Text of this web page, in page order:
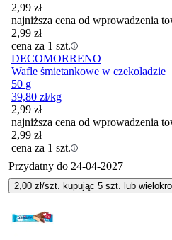
2,99 zł
najniższa cena od wprowadzenia
2,99 zł
cena za 1 szt.
DECOMORRENO
Wafle śmietankowe w czekoladzie
50 g
39,80 zł/kg
2,99 zł
najniższa cena od wprowadzenia
2,99 zł
cena za 1 szt.
Przydatny do 24-04-2027
2,00 zł/szt. kupując 5 szt. lub